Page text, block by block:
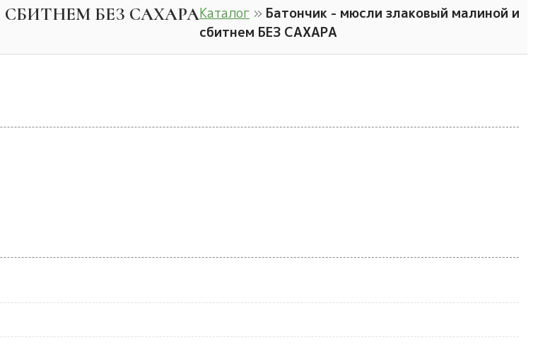
БЕЗ САХАРАКаталог » Батончик - мюсли злаковый малиной и
сбитнем БЕЗ САХАРА